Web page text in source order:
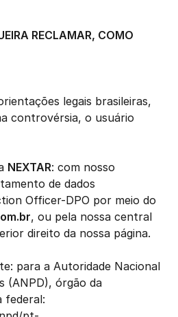
RECLAMAR, COMO
legais brasileiras,
controvérsia, o usuário
NEXTAR: com nosso
de dados
Officer-DPO por meio do
, ou pela nossa central
direito da nossa página.
para a Autoridade Nacional
(ANPD), órgão da